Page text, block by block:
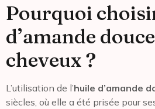
Pourquoi
d’amande
cheveux ?
L’utilisation de l’huile d’amande
siècles, où elle a été prisée pour